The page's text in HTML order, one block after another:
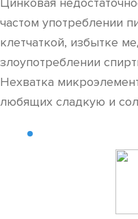
частом употреблении
клетчаткой, избытке
злоупотреблении
Нехватка
любящих сладкую и